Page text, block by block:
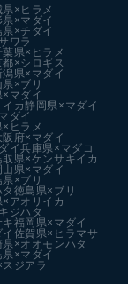
県×ヒラメ
県×マダイ
県×チダイ
ワラ
葉県×ヒラメ
都×シロギス
潟県×マダイ
×ブリ
マダイ
カ 静岡県×マダイ
ダイ
×ヒラメ
阪府×マダイ
イ兵庫県×マダコ
取県×ケンサキイカ
山県×マダイ
県×ブリ
徳島県×ブリ
×アオリイカ
ジハタ
福岡県×マダイ
佐賀県×ヒラマサ
県×オオモンハタ
県×マダイ
ジアラ